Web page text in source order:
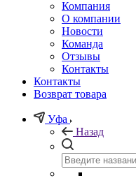
Компания
О компании
Новости
Команда
Отзывы
Контакты
Контакты
Возврат товара
Уфа
Назад